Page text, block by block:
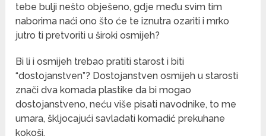
tebe bulji nešto obješeno, gdje među svim tim
naborima naći ono što će te iznutra ozariti i mrko
jutro ti pretvoriti u široki osmijeh?
Bi li i osmijeh trebao pratiti starost i biti
“dostojanstven”? Dostojanstven osmijeh u starosti
znači dva komada plastike da bi mogao
dostojanstveno, neću više pisati navodnike, to me
umara, škljocajući savladati komadić prekuhane
kokoši.